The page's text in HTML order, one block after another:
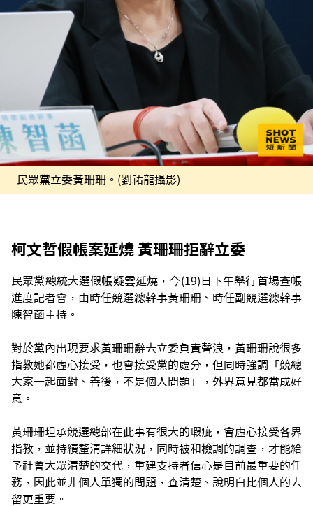
民眾黨立委黃珊珊。(劉祐龍攝影)
柯文哲假帳案延燒 黃珊珊拒辭立委
民眾黨總統大選假帳疑雲延燒，今(19)日下午舉行首場查帳
進度記者會，由時任競選總幹事黃珊珊、時任副競選總幹事
陳智菡主持。
對於黨內出現要求黃珊珊辭去立委負責聲浪，黃珊珊說很多
指教她都虛心接受，也會接受黨的處分，但同時強調「競總
大家一起面對、善後，不是個人問題」，外界意見都當成好
意。
黃珊珊坦承競選總部在此事有很大的瑕疵，會虛心接受各界
指教，並持續釐清詳細狀況，同時被和檢調的調查，才能給
予社會大眾清楚的交代，重建支持者信心是目前最重要的任
務，因此並非個人單獨的問題，查清楚、說明白比個人的去
留更重要。